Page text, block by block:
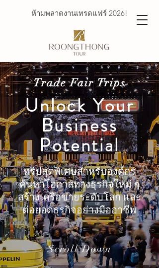
ห้ามพลาดงานเทรดแฟร์ 2026!
Trade Fair Trips
Unlock Your
Business
Potential
ทริปสุดพิเศษสำหรับองค์กร
ค้นหาโอกาสทางธุรกิจใหม่ ๆ
สร้างเครือข่ายระดับโลก และ
ต่อยอดธุรกิจอย่างมืออาชีพ
Scroll Down